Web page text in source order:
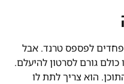
לפספס טרנד. אבל
גורם לסרטון להיעלם.
הוא צריך לתת לו